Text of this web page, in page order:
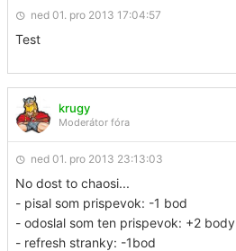
ned 01. pro 2013 17:04:57
Test
krugy
Moderátor fóra
ned 01. pro 2013 23:13:03
No dost to chaosi...
- pisal som prispevok: -1 bod
- odoslal som ten prispevok: +2 body
- refresh stranky: -1bod